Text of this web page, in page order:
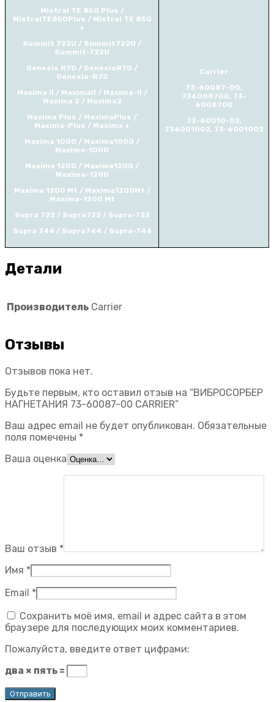
Mistral TE 850 Plus /
MistralTE850Plus / Mistral TE 850
+
Summit 722U / Summit722U /
Summit-722U
Genesis R70 / GenesisR70 /
Genesis-R70
Maxima II / MaximaII / Maxima-II /
Maxima 2 / Maxima2
Maxima Plus / MaximaPlus /
Maxima-Plus / Maxima +
Maxima 1000 / Maxima1000 /
Maxima-1000
Maxima 1200 / Maxima1200 /
Maxima-1200
Maxima 1200 Mt / Maxima1200Mt /
Maxima-1200 Mt
Supra 722 / Supra722 / Supra-722
Supra 744 / Supra744 / Supra-744
Carrier
73-60087-00,
736008700, 73-
6008700
73-60010-02,
736001002, 73-6001002
Детали
Производитель Carrier
Отзывы
Отзывов пока нет.
Будьте первым, кто оставил отзыв на “ВИБРОСОРБЕР
НАГНЕТАНИЯ 73-60087-00 CARRIER”
Ваш адрес email не будет опубликован. Обязательные
поля помечены *
Ваша оценка
Ваш отзыв *
Имя *
Email *
Сохранить моё имя, email и адрес сайта в этом
браузере для последующих моих комментариев.
Пожалуйста, введите ответ цифрами:
два × пять =